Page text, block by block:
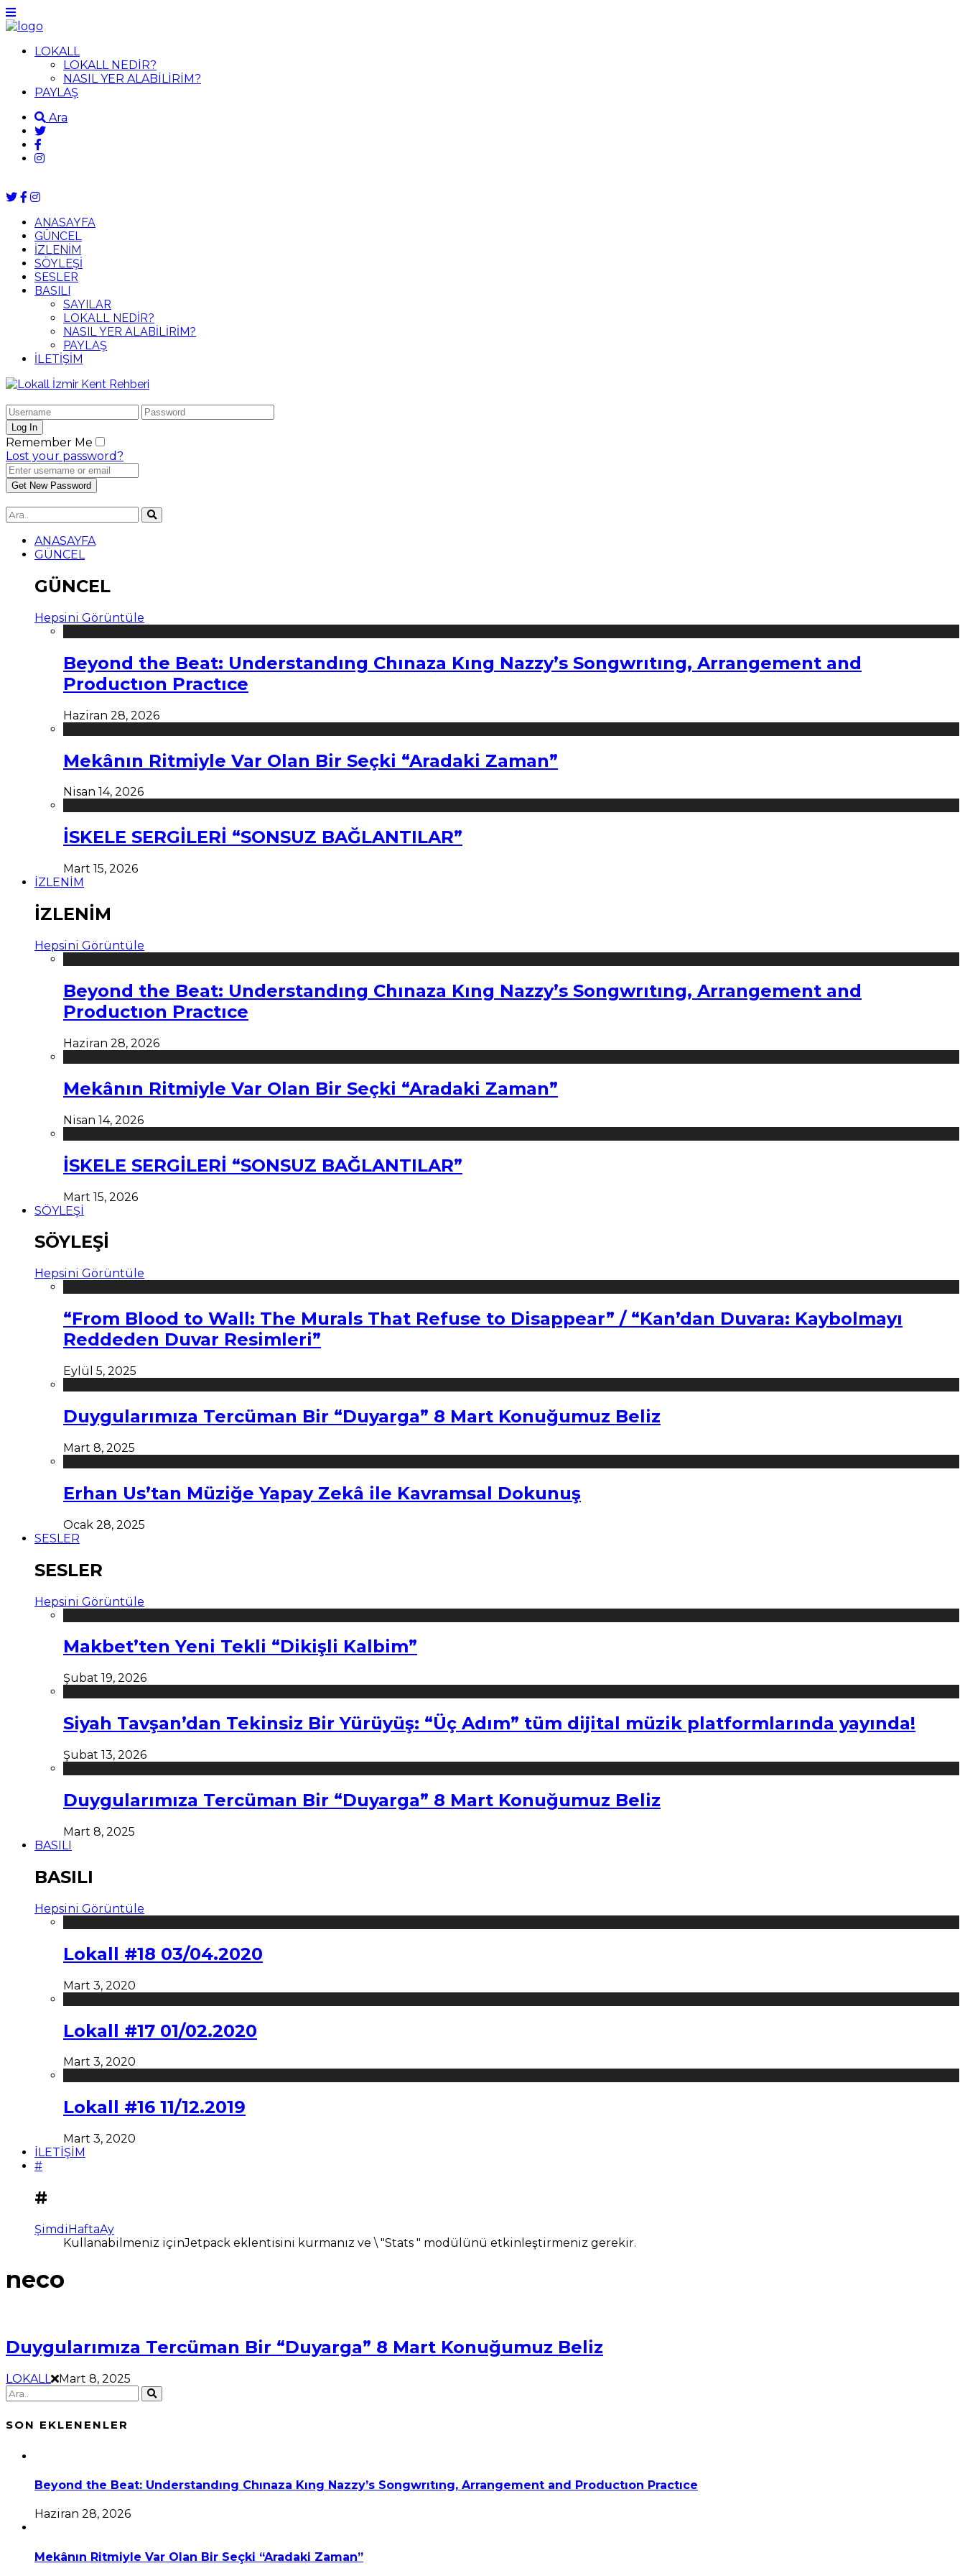
LOKALL
LOKALL NEDİR?
NASIL YER ALABİLİRİM?
PAYLAŞ
Ara
ANASAYFA
GÜNCEL
İZLENİM
SÖYLEŞİ
SESLER
BASILI
SAYILAR
LOKALL NEDİR?
NASIL YER ALABİLİRİM?
PAYLAŞ
İLETİŞİM
Remember Me
Lost your password?
ANASAYFA
GÜNCEL
GÜNCEL
Hepsini Görüntüle
Beyond the Beat: Understandıng Chınaza Kıng Nazzy’s Songwrıtıng, Arrangement and
Productıon Practıce
Haziran 28, 2026
Mekânın Ritmiyle Var Olan Bir Seçki “Aradaki Zaman”
Nisan 14, 2026
İSKELE SERGİLERİ “SONSUZ BAĞLANTILAR”
Mart 15, 2026
İZLENİM
İZLENİM
Hepsini Görüntüle
Beyond the Beat: Understandıng Chınaza Kıng Nazzy’s Songwrıtıng, Arrangement and
Productıon Practıce
Haziran 28, 2026
Mekânın Ritmiyle Var Olan Bir Seçki “Aradaki Zaman”
Nisan 14, 2026
İSKELE SERGİLERİ “SONSUZ BAĞLANTILAR”
Mart 15, 2026
SÖYLEŞİ
SÖYLEŞİ
Hepsini Görüntüle
“From Blood to Wall: The Murals That Refuse to Disappear” / “Kan’dan Duvara: Kaybolmayı
Reddeden Duvar Resimleri”
Eylül 5, 2025
Duygularımıza Tercüman Bir “Duyarga” 8 Mart Konuğumuz Beliz
Mart 8, 2025
Erhan Us’tan Müziğe Yapay Zekâ ile Kavramsal Dokunuş
Ocak 28, 2025
SESLER
SESLER
Hepsini Görüntüle
Makbet’ten Yeni Tekli “Dikişli Kalbim”
Şubat 19, 2026
Siyah Tavşan’dan Tekinsiz Bir Yürüyüş: “Üç Adım” tüm dijital müzik platformlarında yayında!
Şubat 13, 2026
Duygularımıza Tercüman Bir “Duyarga” 8 Mart Konuğumuz Beliz
Mart 8, 2025
BASILI
BASILI
Hepsini Görüntüle
Lokall #18 03/04.2020
Mart 3, 2020
Lokall #17 01/02.2020
Mart 3, 2020
Lokall #16 11/12.2019
Mart 3, 2020
İLETİŞİM
#
#
ŞimdiHaftaAy
Kullanabilmeniz içinJetpack eklentisini kurmanız ve \ "Stats " modülünü etkinleştirmeniz gerekir.
neco
Duygularımıza Tercüman Bir “Duyarga” 8 Mart Konuğumuz Beliz
LOKALL Mart 8, 2025
SON EKLENENLER
Beyond the Beat: Understandıng Chınaza Kıng Nazzy’s Songwrıtıng, Arrangement and Productıon Practıce
Haziran 28, 2026
Mekânın Ritmiyle Var Olan Bir Seçki “Aradaki Zaman”